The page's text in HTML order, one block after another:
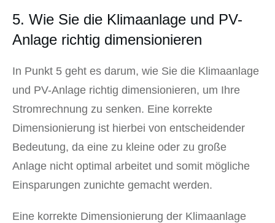
5. Wie Sie die Klimaanlage und PV-
Anlage richtig dimensionieren
In Punkt 5 geht es darum, wie Sie die Klimaanlage
und PV-Anlage richtig dimensionieren, um Ihre
Stromrechnung zu senken. Eine korrekte
Dimensionierung ist hierbei von entscheidender
Bedeutung, da eine zu kleine oder zu große
Anlage nicht optimal arbeitet und somit mögliche
Einsparungen zunichte gemacht werden.
Eine korrekte Dimensionierung der Klimaanlage